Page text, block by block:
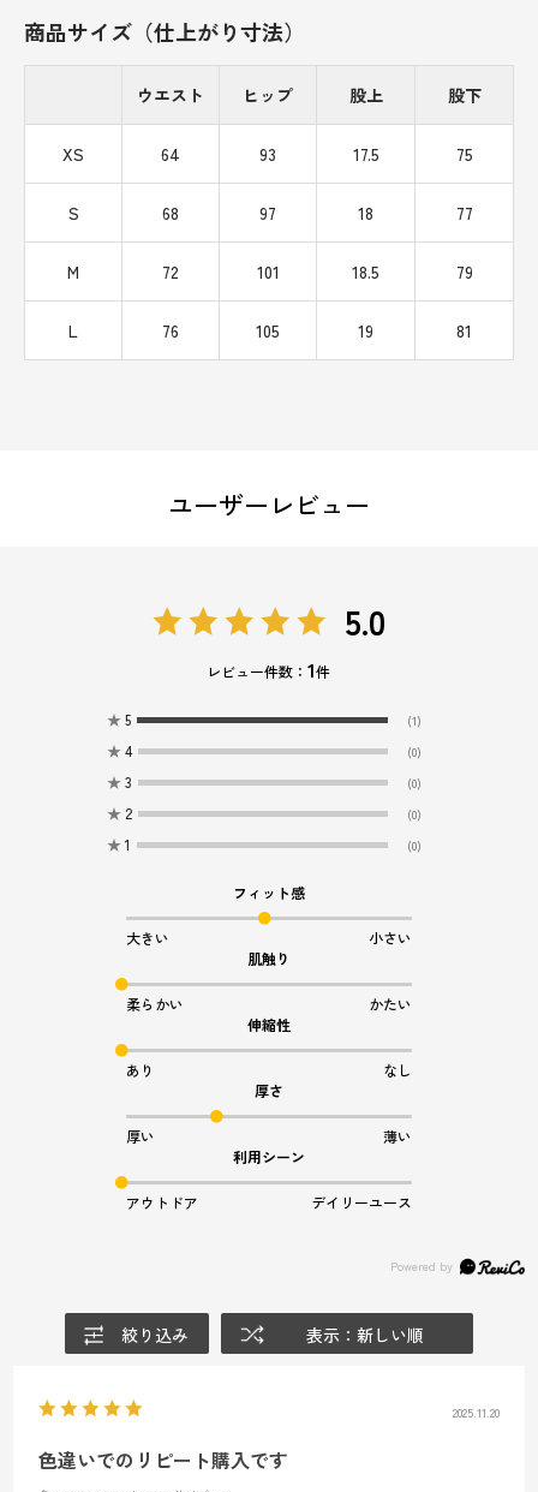
商品サイズ（仕上がり寸法）
ウエスト ヒップ 股上 股下
XS 64 93 17.5 75
S 68 97 18 77
M 72 101 18.5 79
L 76 105 19 81
ユーザーレビュー
5.0
レビュー件数：1件
★ 5 (1)
★ 4 (0)
★ 3 (0)
★ 2 (0)
★ 1 (0)
フィット感
大きい
小さい
肌触り
柔らかい
かたい
伸縮性
あり
なし
厚さ
厚い
薄い
利用シーン
アウトドア デイリーユース
絞り込み 表示：新しい順
2025.11.20
色違いでのリピート購入です